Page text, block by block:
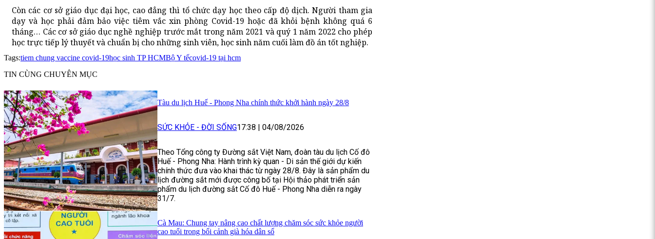
Còn các cơ sở giáo dục đại học, cao đẳng thì tổ chức dạy học theo cấp độ dịch. Người tham gia
dạy và học phải đảm bảo việc tiêm vắc xin phòng Covid-19 hoặc đã khỏi bệnh không quá 6
tháng… Các cơ sở giáo dục nghề nghiệp trước mắt trong năm 2021 và quý 1 năm 2022 cho phép
học trực tiếp lý thuyết và chuẩn bị cho những sinh viên, học sinh năm cuối làm đồ án tốt nghiệp.
Tags:tiem chung vaccine covid-19học sinh TP HCMBộ Y tếcovid-19 tại hcm
TIN CÙNG CHUYÊN MỤC
Tàu du lịch Huế - Phong Nha chính thức khởi hành ngày 28/8
SỨC KHỎE - ĐỜI SỐNG17:38 04/08/2026
Theo Tổng công ty Đường sắt Việt Nam, đoàn tàu du lịch Cố đô
Huế - Phong Nha: Hành trình kỳ quan - Di sản thế giới dự kiến
chính thức đưa vào khai thác từ ngày 28/8. Đây là sản phẩm du
lịch đường sắt mới được công bố tại Hội thảo phát triển sản
phẩm du lịch đường sắt Cố đô Huế - Phong Nha diễn ra ngày
31/7.
Cà Mau: Chung tay nâng cao chất lượng chăm sóc sức khỏe người
cao tuổi trong bối cảnh già hóa dân số